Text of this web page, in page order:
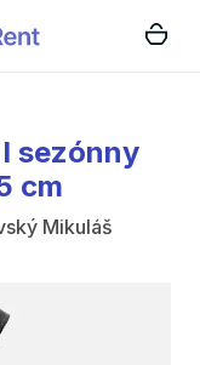
I sezónny
cm
Mikuláš